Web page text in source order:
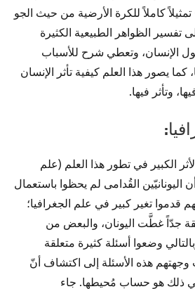
كاملاً للكرة الأرضية من حيث الجو
تفسير الظواهر الطبيعية الكثيرة
الإنسان، وتعطي شرح للأسباب
كما يصور هذا العلم كيفية تأثر الإنسان
وتأثر فيها.
الكبير في تطور هذا العلم (علم
اليونانيّين القُدامى لم يحظوا باستعمال
قدموا تغير كبير في علم الجغرافيا؛
جدّاً غطَّت اليونان، والبعض من
وضعوا أسئلة كثيرة متعلقة
وجهتهم هذه الأسئلة إلى اكتشاف أنّ
ذلك هو حساب مُحيطها. جاء